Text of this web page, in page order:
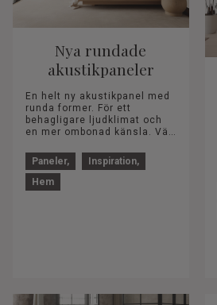
Nya rundade
akustikpaneler
En helt ny akustikpanel med
runda former. För ett
behagligare ljudklimat och
en mer ombonad känsla. Välj
eller i tyg m...
Paneler
Inspiration
Hem